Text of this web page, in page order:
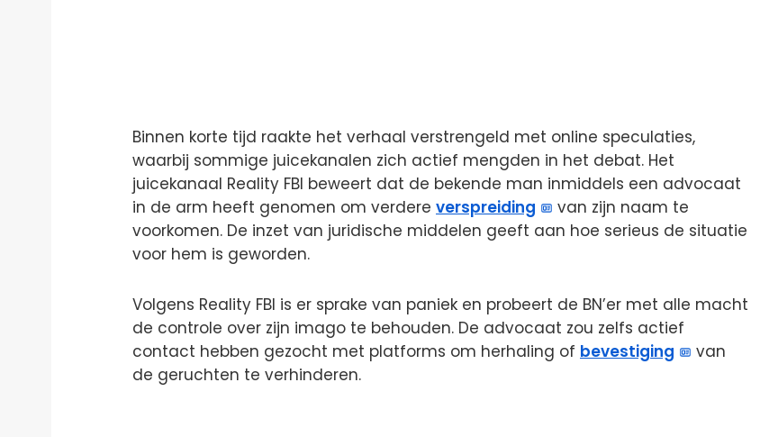
Binnen korte tijd raakte het verhaal verstrengeld met online speculaties,
waarbij sommige juicekanalen zich actief mengden in het debat. Het
juicekanaal Reality FBI beweert dat de bekende man inmiddels een advocaat
in de arm heeft genomen om verdere verspreiding
van zijn naam te
voorkomen. De inzet van juridische middelen geeft aan hoe serieus de situatie
voor hem is geworden.
Volgens Reality FBI is er sprake van paniek en probeert de BN’er met alle macht
de controle over zijn imago te behouden. De advocaat zou zelfs actief
contact hebben gezocht met platforms om herhaling of bevestiging
van
de geruchten te verhinderen.